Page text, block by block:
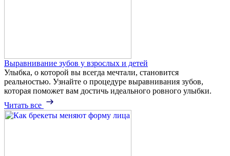
Выравнивание зубов у взрослых и детей
Улыбка, о которой вы всегда мечтали, становится
реальностью. Узнайте о процедуре выравнивания зубов,
которая поможет вам достичь идеального ровного улыбки.
Читать все